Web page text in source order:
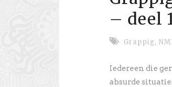
– deel
Grappig,
Iedereen die
absurde